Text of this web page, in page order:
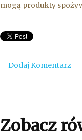
mogą produkty
Dodaj Komentarz
Zobacz